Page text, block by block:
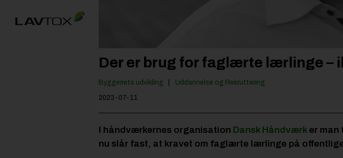
Der er brug for faglærte lærlinge –
Byggeriets udvikling Uddannelse og Rekruttering
2023-07-11
I håndværkernes organisation Dansk Håndværk er man
nu slår fast, at kravet om faglærte lærlinge på